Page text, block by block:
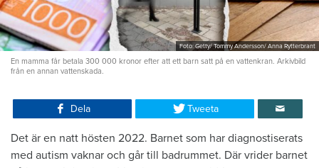
Foto: Getty/ Tommy Andersson/ Anna Rytterbrant
En mamma får betala 300 000 kronor efter att ett barn satt på en vattenkran. Arkivbild
från en annan vattenskada.
Dela Tweeta
Det är en natt hösten 2022. Barnet som har diagnostiserats
med autism vaknar och går till badrummet. Där vrider barnet